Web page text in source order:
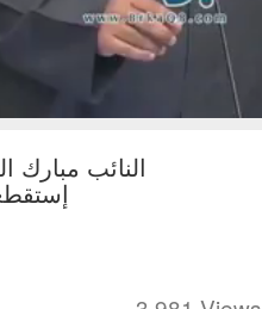
النائب مبارك